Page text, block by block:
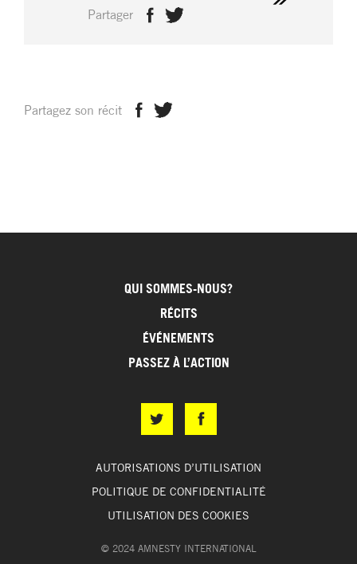
Partager
Partagez son récit
QUI SOMMES-NOUS?
RÉCITS
ÉVÉNEMENTS
PASSEZ À L’ACTION
AUTORISATIONS D’UTILISATION
POLITIQUE DE CONFIDENTIALITÉ
UTILISATION DES COOKIES
© 2024 AMNESTY INTERNATIONAL